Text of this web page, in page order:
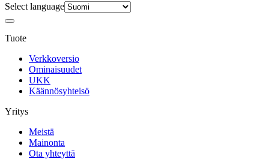
Select language
Tuote
Verkkoversio
Ominaisuudet
UKK
Käännösyhteisö
Yritys
Meistä
Mainonta
Ota yhteyttä